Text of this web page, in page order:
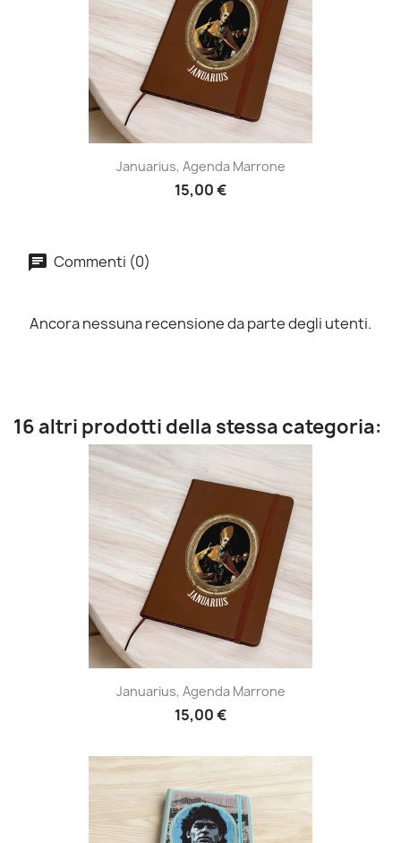
Januarius, Agenda Marrone
15,00 €
Commenti (0)
Ancora nessuna recensione da parte degli utenti.
16 altri prodotti della stessa categoria:
Januarius, Agenda Marrone
15,00 €